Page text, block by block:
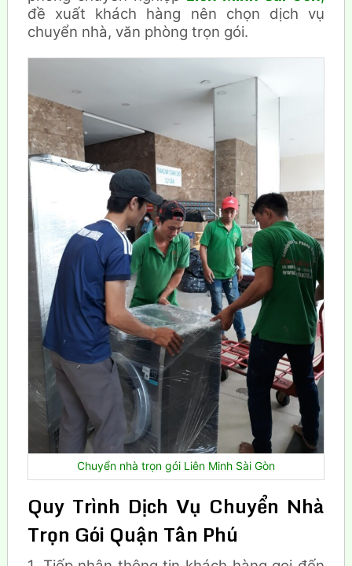
đề xuất khách hàng nên chọn dịch vụ
chuyển nhà, văn phòng trọn gói.
Chuyển nhà trọn gói Liên Minh Sài Gòn
Quy Trình Dịch Vụ Chuyển Nhà
Trọn Gói Quận Tân Phú